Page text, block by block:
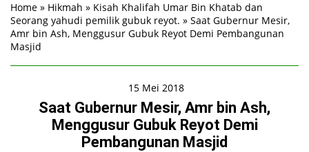
Home » Hikmah » Kisah Khalifah Umar Bin Khatab dan
Seorang yahudi pemilik gubuk reyot. » Saat Gubernur Mesir,
Amr bin Ash, Menggusur Gubuk Reyot Demi Pembangunan
Masjid
15 Mei 2018
Saat Gubernur Mesir, Amr bin Ash,
Menggusur Gubuk Reyot Demi
Pembangunan Masjid